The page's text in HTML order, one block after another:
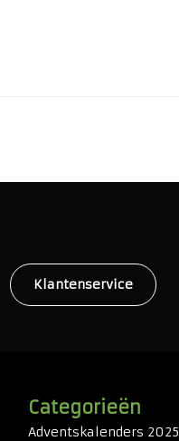
Klantenservice
Categorieën
Adventskalenders 2025